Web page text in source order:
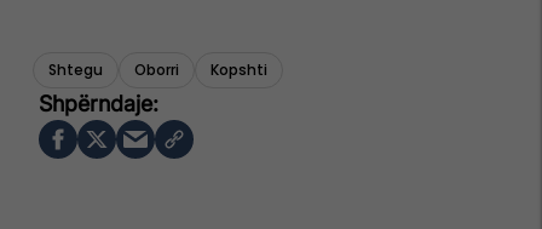
Shtegu Oborri Kopshti